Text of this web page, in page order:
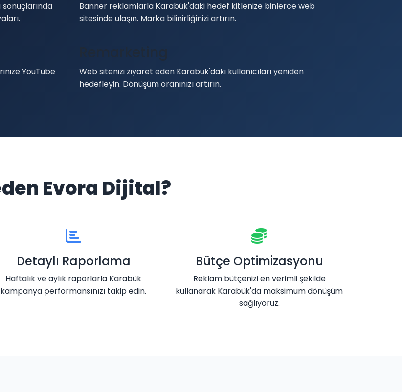
Banner reklamlarla Karabük'daki hedef kitlenize binlerce web
sitesinde ulaşın. Marka bilinirliğinizi artırın.
YouTube
Web sitenizi ziyaret eden Karabük'daki kullanıcıları yeniden
hedefleyin. Dönüşüm oranınızı artırın.
Evora Dijital?
Detaylı Raporlama
Haftalık ve aylık raporlarla Karabük
kampanya performansınızı takip edin.
Bütçe Optimizasyonu
Reklam bütçenizi en verimli şekilde
kullanarak Karabük'da maksimum dönüşüm
sağlıyoruz.